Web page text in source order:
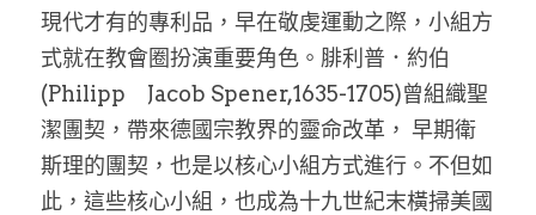
現代才有的專利品，早在敬虔運動之際，小組方
式就在教會圈扮演重要角色。腓利普．約伯
(Philipp　Jacob Spener,1635-1705)曾組織聖
潔團契，帶來德國宗教界的靈命改革， 早期衛
斯理的團契，也是以核心小組方式進行。不但如
此，這些核心小組，也成為十九世紀末橫掃美國